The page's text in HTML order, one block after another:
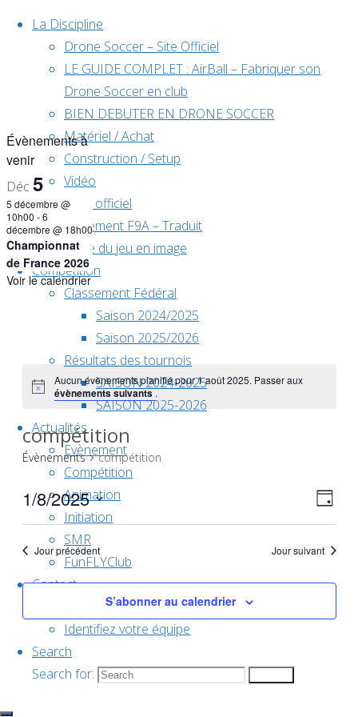
Skip to content
La Discipline
Drone Soccer – Site Officiel
LE GUIDE COMPLET : AirBall – Fabriquer son
Drone Soccer en club
BIEN DEBUTER EN DRONE SOCCER
Matériel / Achat
Construction / Setup
Vidéo
Règlement officiel
Règlement F9A – Traduit
Règle du jeu en image
Compétition
Classement Fédéral
Saison 2024/2025
Saison 2025/2026
Résultats des tournois
SAISON 2024-2025
SAISON 2025-2026
Actualités
Evènement
Compétition
Animation
Initiation
SMR
FunFLYClub
Contact
Groupe de travail
Identifiez votre équipe
Search
Search for:
Évènements à
venir
Déc 5
5 décembre @
10h00 -6
décembre @ 18h00
Championnat
de France 2026
Voir le calendrier
Aucun évènements planifié pour 1 août 2025. Passer aux
évènements suivants.
compétition
Évènements compétition
par
de
Jour
1/8/2025
Sélectionnez
une
date.
Jour précédent Jour suivant
S’abonner au calendrier